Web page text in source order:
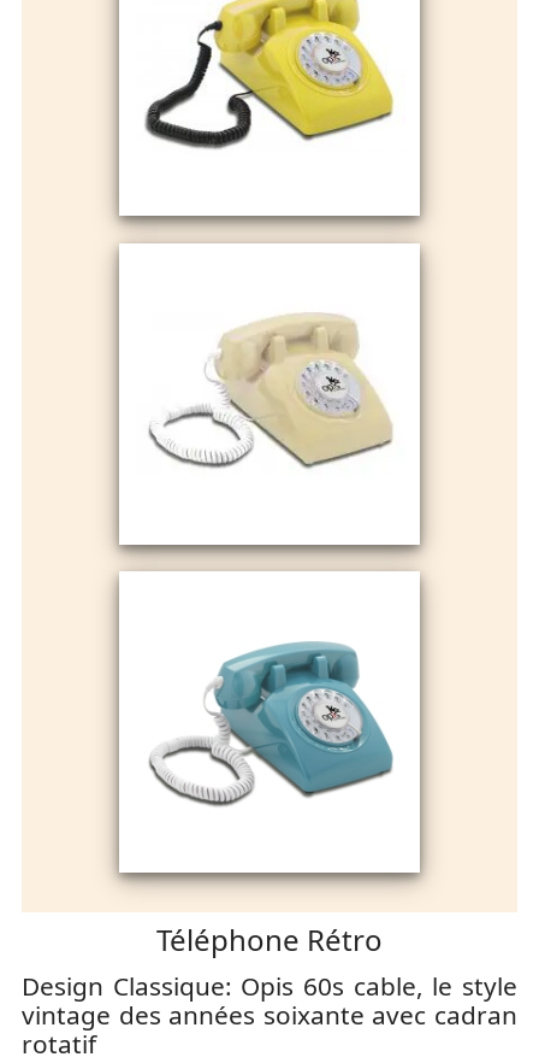
Téléphone Rétro
Design Classique: Opis 60s cable, le style
vintage des années soixante avec cadran
rotatif